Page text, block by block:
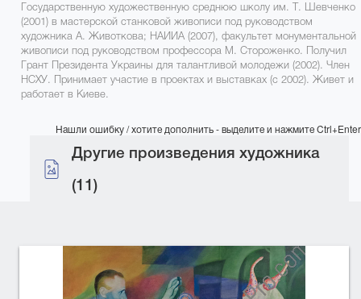
Государственную художественную среднюю школу им. Т. Шевченко
(2001) в мастерской станковой живописи под руководством
художника А. Животкова; НАИИА (2007), факультет монументальной
живописи под руководством профессора М. Стороженко. Получил
Грант Президента Украины для талантливой молодежи (2002). Член
НСХУ. Принимает участие в проектах и выставках (с 2002). Живет и
работает в Киеве.
Нашли ошибку / хотите дополнить - выделите и нажмите Ctrl+Enter
Другие произведения художника
(11)